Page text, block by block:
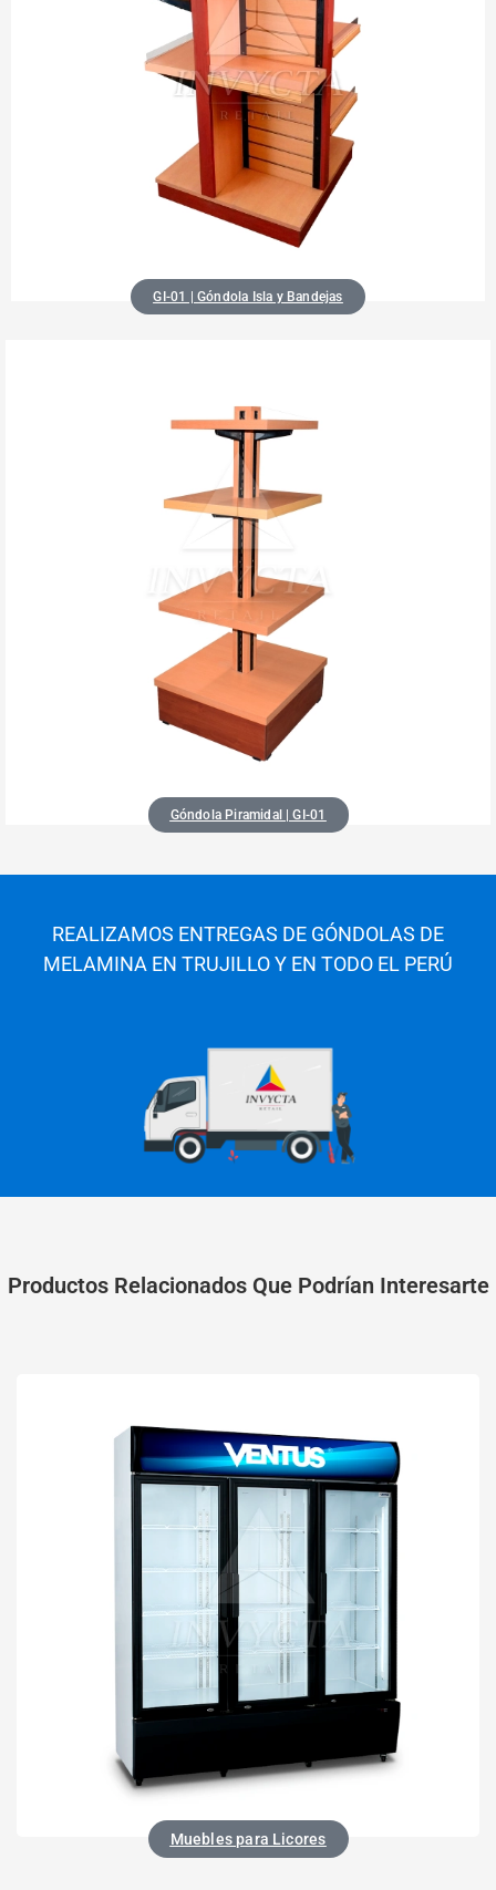
GI-01 | Góndola Isla y Bandejas
Góndola Piramidal | GI-01
REALIZAMOS ENTREGAS DE GÓNDOLAS DE
MELAMINA EN TRUJILLO Y EN TODO EL PERÚ
Productos Relacionados Que Podrían Interesarte
Muebles para Licores